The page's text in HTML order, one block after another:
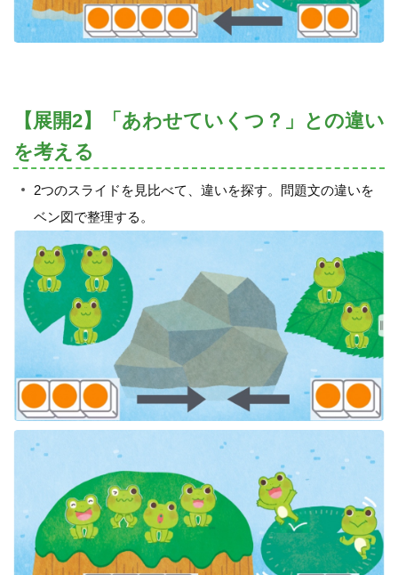
【展開2】「あわせていくつ？」との違い
を考える
2つのスライドを見比べて、違いを探す。問題文の違いを
ベン図で整理する。